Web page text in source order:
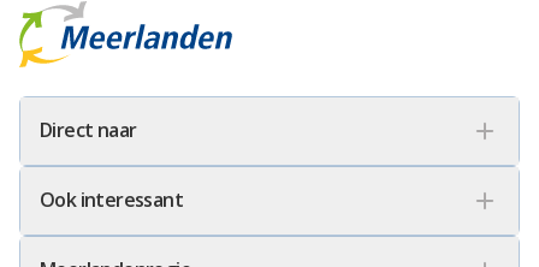
Meerlanden Logo
Direct naar
Ook interessant